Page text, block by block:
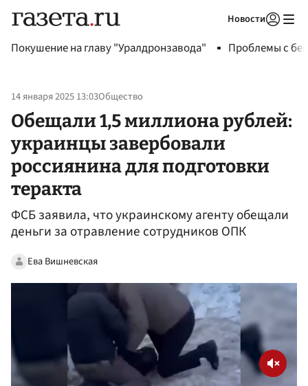
Новости
Покушение на главу "Уралдронзавода" Проблемы с
14 января 2025 13:03Общество
Обещали 1,5 миллиона рублей:
украинцы завербовали
россиянина для подготовки
теракта
ФСБ заявила, что украинскому агенту обещали
деньги за отравление сотрудников ОПК
Ева Вишневская